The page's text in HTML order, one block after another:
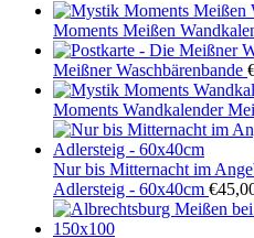
Moments Meißen
Meißner Waschbärenbande
Moments Wandkalender
Nur bis Mitternacht im
Adlersteig - 60x40cm €